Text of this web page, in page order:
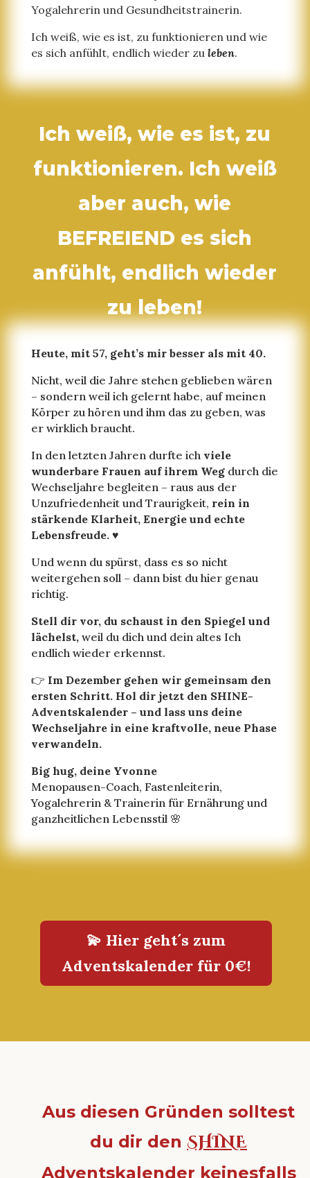
Yogalehrerin und Gesundheitstrainerin.
Ich weiß, wie es ist, zu funktionieren und wie
es sich anfühlt, endlich wieder zu leben.
Ich weiß, wie es ist, zu
funktionieren. Ich weiß
aber auch, wie
BEFREIEND es sich
anfühlt, endlich wieder
zu leben!
Heute, mit 57, geht’s mir besser als mit 40.
Nicht, weil die Jahre stehen geblieben wären
– sondern weil ich gelernt habe, auf meinen
Körper zu hören und ihm das zu geben, was
er wirklich braucht.
In den letzten Jahren durfte ichviele
wunderbare Frauen auf ihrem Wegdurch die
Wechseljahre begleiten – raus aus der
Unzufriedenheit und Traurigkeit, rein in
stärkende Klarheit, Energie und echte
Lebensfreude.♥️
Und wenn du spürst, dass es so nicht
weitergehen soll – dann bist du hier genau
richtig.
Stell dir vor, du schaust in den Spiegel und
lächelst, weil du dich und dein altes Ich
endlich wieder erkennst.
👉 Im Dezember gehen wir gemeinsam den
ersten Schritt. Hol dir jetzt den SHINE-
Adventskalender – und lass uns deine
Wechseljahre in eine kraftvolle, neue Phase
verwandeln.
Big hug, deine Yvonne
Menopausen-Coach, Fastenleiterin,
Yogalehrerin & Trainerin für Ernährung und
ganzheitlichen Lebensstil 🌸
💫 Hier geht´s zum
Adventskalender für 0€!
Aus diesen Gründen solltest
du dir den SHINE
Adventskalender keinesfalls